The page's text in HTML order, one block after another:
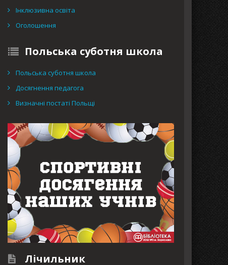
Інклюзивна освіта
Оголошення
Польська суботня школа
Польська суботня школа
Досягнення педагога
Визначні постаті Польщі
Лічильник